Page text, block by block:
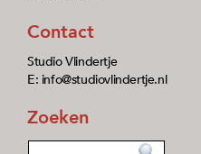
Contact
Studio Vlindertje
E: info@studiovlindertje.nl
Zoeken